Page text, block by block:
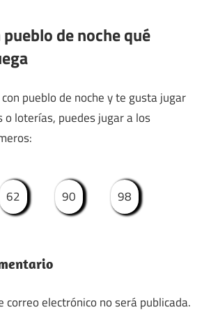
de noche qué
pueblo de noche y te gusta jugar
o loterías, puedes jugar a los
62 90 98
correo electrónico no será publicada.